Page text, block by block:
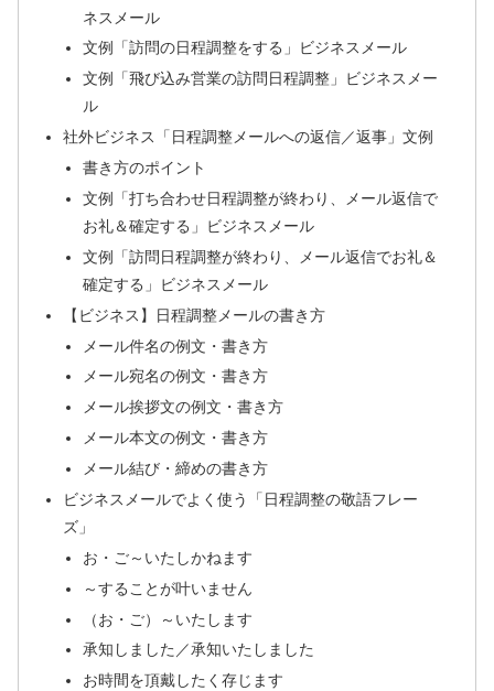
ネスメール
文例「訪問の日程調整をする」ビジネスメール
文例「飛び込み営業の訪問日程調整」ビジネスメー
ル
社外ビジネス「日程調整メールへの返信／返事」文例
書き方のポイント
文例「打ち合わせ日程調整が終わり、メール返信で
お礼＆確定する」ビジネスメール
文例「訪問日程調整が終わり、メール返信でお礼＆
確定する」ビジネスメール
【ビジネス】日程調整メールの書き方
メール件名の例文・書き方
メール宛名の例文・書き方
メール挨拶文の例文・書き方
メール本文の例文・書き方
メール結び・締めの書き方
ビジネスメールでよく使う「日程調整の敬語フレー
ズ」
お・ご～いたしかねます
～することが叶いません
（お・ご）～いたします
承知しました／承知いたしました
お時間を頂戴したく存じます